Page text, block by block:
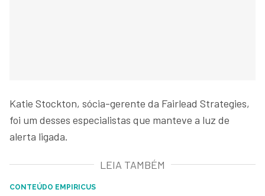
Katie Stockton, sócia-gerente da Fairlead Strategies,
foi um desses especialistas que manteve a luz de
alerta ligada.
LEIA TAMBÉM
CONTEÚDO EMPIRICUS